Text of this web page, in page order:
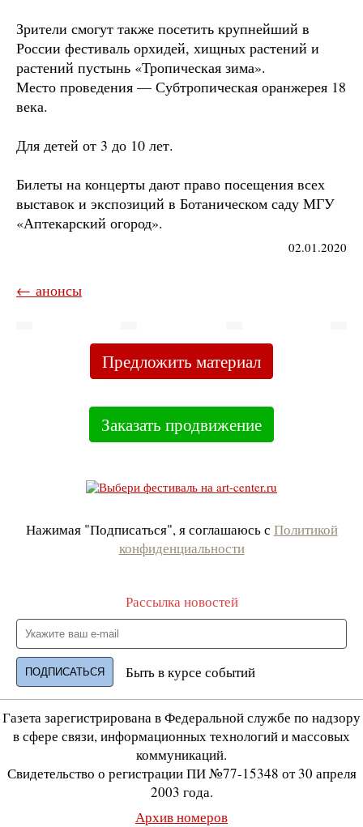
Зрители смогут также посетить крупнейший в
России фестиваль орхидей, хищных растений и
растений пустынь «Тропическая зима».
Место проведения — Субтропическая оранжерея 18
века.
Для детей от 3 до 10 лет.
Билеты на концерты дают право посещения всех
выставок и экспозиций в Ботаническом саду МГУ
«Аптекарский огород».
02.01.2020
← анонсы
Предложить материал
Заказать продвижение
Нажимая "Подписаться", я соглашаюсь с Политикой
конфиденциальности
Рассылка новостей
Быть в курсе событий
Газета зарегистрирована в Федеральной службе по надзору
в сфере связи, информационных технологий и массовых
коммуникаций.
Свидетельство о регистрации ПИ №77-15348 от 30 апреля
2003 года.
Архив номеров